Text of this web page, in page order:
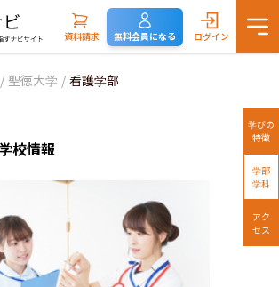
資料請求 無料会員になる ログイン
/ 聖徳大学 / 看護学部
校情報
学びの
特徴
学部
学科
アク
セス